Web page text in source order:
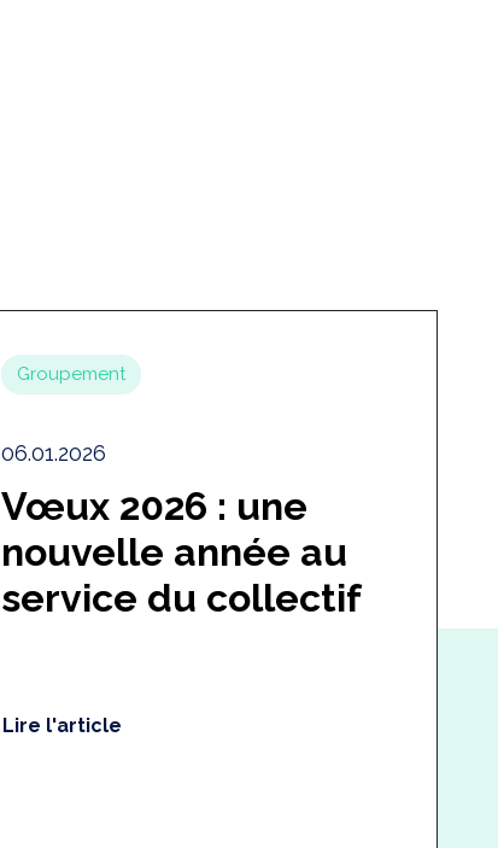
Groupement
06.01.2026
Vœux 2026 : une
nouvelle année au
service du collectif
Lire l'article